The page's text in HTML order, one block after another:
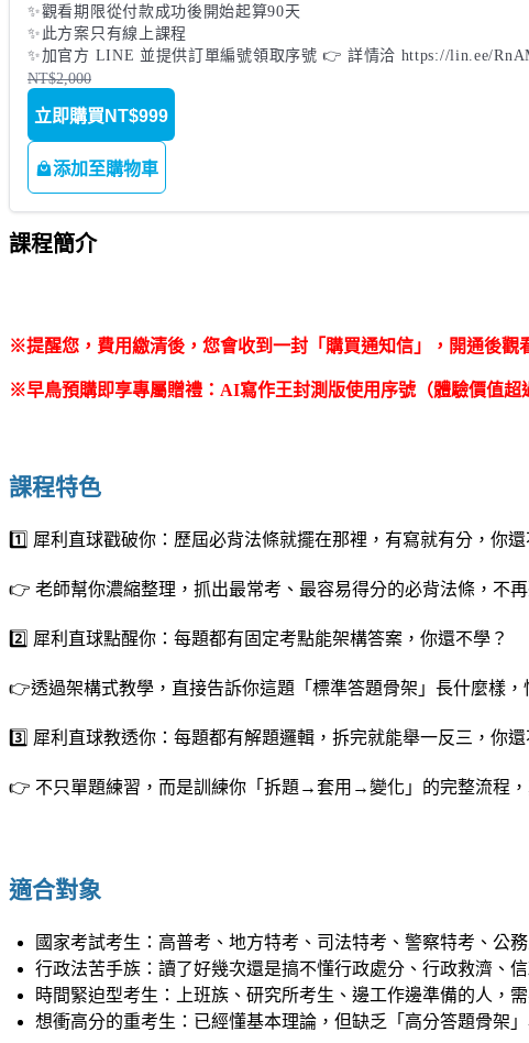
✨觀看期限從付款成功後開始起算90天
✨此方案只有線上課程
✨加官方 LINE 並提供訂單編號領取序號 👉 詳情洽 https://lin.ee/
NT$2,000
立即購買 NT$999
添加至購物車
課程簡介
※提醒您，費用繳清後，您會收到一封「購買通知信」，開通後觀
※早鳥預購即享專屬贈禮：AI寫作王封測版使用序號（體驗價值超過
課程特色
1️⃣ 犀利直球戳破你：歷屆必背法條就擺在那裡，有寫就有分，你還
👉 老師幫你濃縮整理，抓出最常考、最容易得分的必背法條，不再
2️⃣ 犀利直球點醒你：每題都有固定考點能架構答案，你還不學？
👉透過架構式教學，直接告訴你這題「標準答題骨架」長什麼樣，
3️⃣ 犀利直球教透你：每題都有解題邏輯，拆完就能舉一反三，你還
👉 不只單題練習，而是訓練你「拆題→套用→變化」的完整流程
適合對象
國家考試考生：高普考、地方特考、司法特考、警察特考、公
行政法苦手族：讀了好幾次還是搞不懂行政處分、行政救濟、
時間緊迫型考生：上班族、研究所考生、邊工作邊準備的人，
想衝高分的重考生：已經懂基本理論，但缺乏「高分答題骨架